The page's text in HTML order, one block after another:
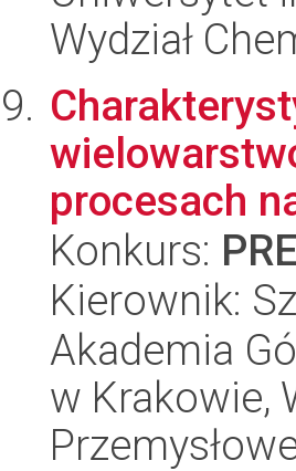
Wydział
procesach
Konkurs:
Kierownik:
Akademia
w Krakowie,